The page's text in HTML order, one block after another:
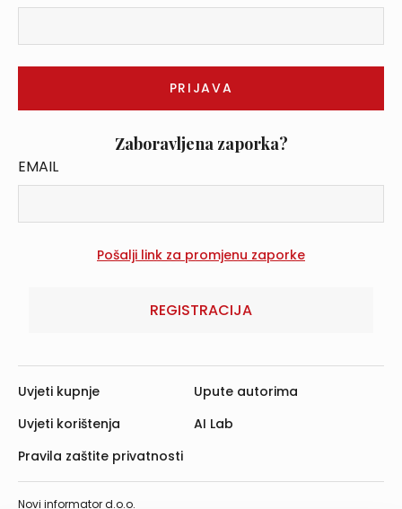
Zaboravljena zaporka?
EMAIL
REGISTRACIJA
Novi informator d.o.o.
Uvjeti kupnje
Uvjeti korištenja
Pravila zaštite privatnosti
Upute autorima
AI Lab